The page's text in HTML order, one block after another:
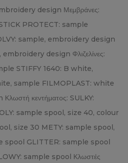
design Μεμβράνες:
PROTECT: sample
sample, embroidery design
design Φλιζελίνες:
STIFFY 1640: B white,
sample FILMOPLAST: white
κεντήματος: SULKY:
sample spool, size 40, colour
size 30 METY: sample spool,
spool GLITTER: sample spool
sample spool Κλωστές